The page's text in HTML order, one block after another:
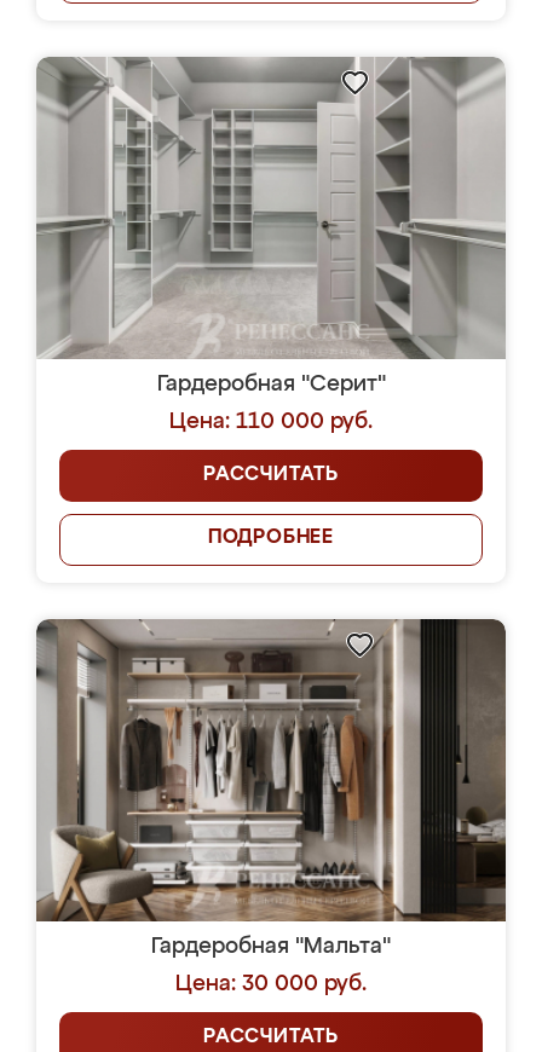
Гардеробная "Серит"
Цена: 110 000 руб.
РАССЧИТАТЬ
ПОДРОБНЕЕ
Гардеробная "Мальта"
Цена: 30 000 руб.
РАССЧИТАТЬ